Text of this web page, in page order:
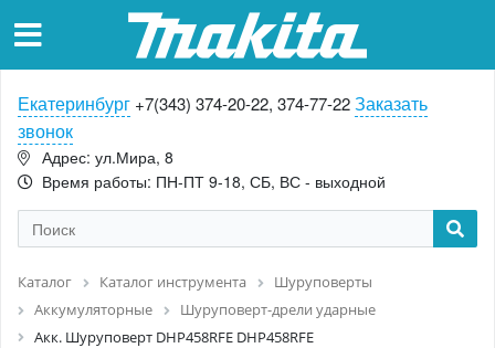
Екатеринбург +7(343) 374-20-22, 374-77-22Заказать
звонок
Адрес: ул.Мира, 8
Время работы: ПН-ПТ 9-18, СБ, ВС - выходной
Каталог Каталог инструмента
Шуруповерты
Аккумуляторные
Шуруповерт-дрели ударные
Акк. Шуруповерт DHP458RFE DHP458RFE